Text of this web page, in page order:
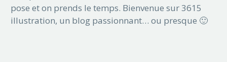
pose et on prends le temps. Bienvenue sur 3615
illustration, un blog passionnant… ou presque 🙂